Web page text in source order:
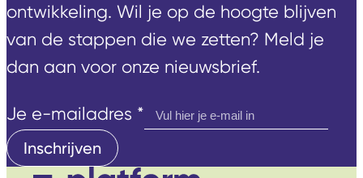
ontwikkeling. Wil je op de hoogte blijven
van de stappen die we zetten? Meld je
dan aan voor onze nieuwsbrief.
e-
mailadres
Je
Je e-mailadres *
Inschrijven